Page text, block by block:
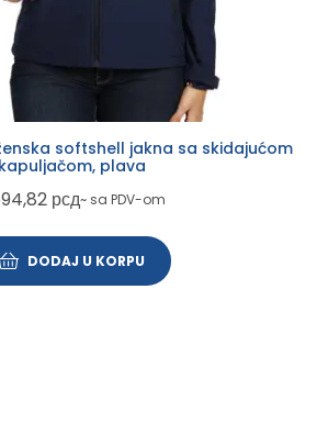
ženska softshell jakna sa skidajućom
kapuljačom, plava
рсд~ sa PDV-om
DODAJ U KORPU